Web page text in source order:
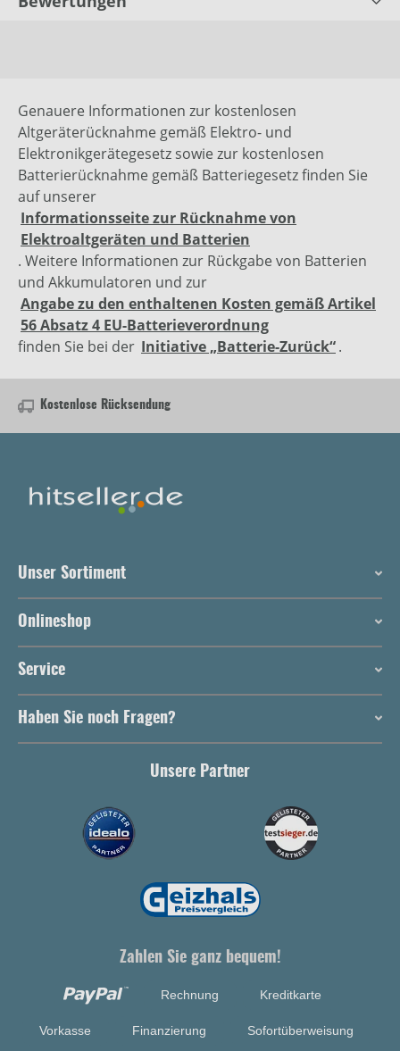
Genauere Informationen zur kostenlosen
Altgeräterücknahme gemäß Elektro- und
Elektronikgerätegesetz sowie zur kostenlosen
Batterierücknahme gemäß Batteriegesetz finden Sie
auf unserer
Informationsseite zur Rücknahme von
Elektroaltgeräten und Batterien
. Weitere Informationen zur Rückgabe von Batterien
und Akkumulatoren und zur
Angabe zu den enthaltenen Kosten gemäß Artikel
56 Absatz 4 EU-Batterieverordnung
finden Sie bei der Initiative „Batterie-Zurück“.
Kostenlose Rücksendung
Unser Sortiment
Onlineshop
Service
Haben Sie noch Fragen?
Unsere Partner
Zahlen Sie ganz bequem!
Rechnung Kreditkarte
Vorkasse Finanzierung Sofortüberweisung